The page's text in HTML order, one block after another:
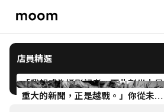
moom
bookshop
店員精選
「我想成為攝影記者，而此刻世上最
重大的新聞，正是越戰。」你從未聽